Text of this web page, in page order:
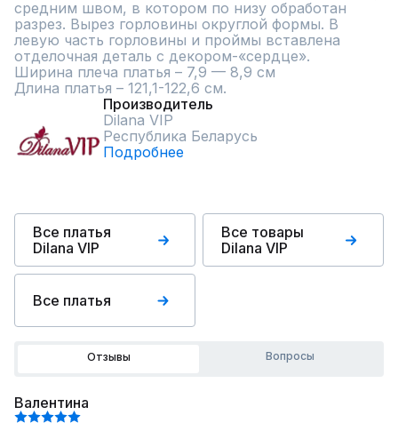
средним швом, в котором по низу обработан
разрез. Вырез горловины округлой формы. В
левую часть горловины и проймы вставлена
отделочная деталь с декором-«сердце».
Ширина плеча платья – 7,9 — 8,9 см
Длина платья – 121,1-122,6 см.
Производитель
Dilana VIP
Республика Беларусь
Подробнее
Все платья
Dilana VIP
Все товары
Dilana VIP
Все платья
Отзывы Вопросы
Валентина